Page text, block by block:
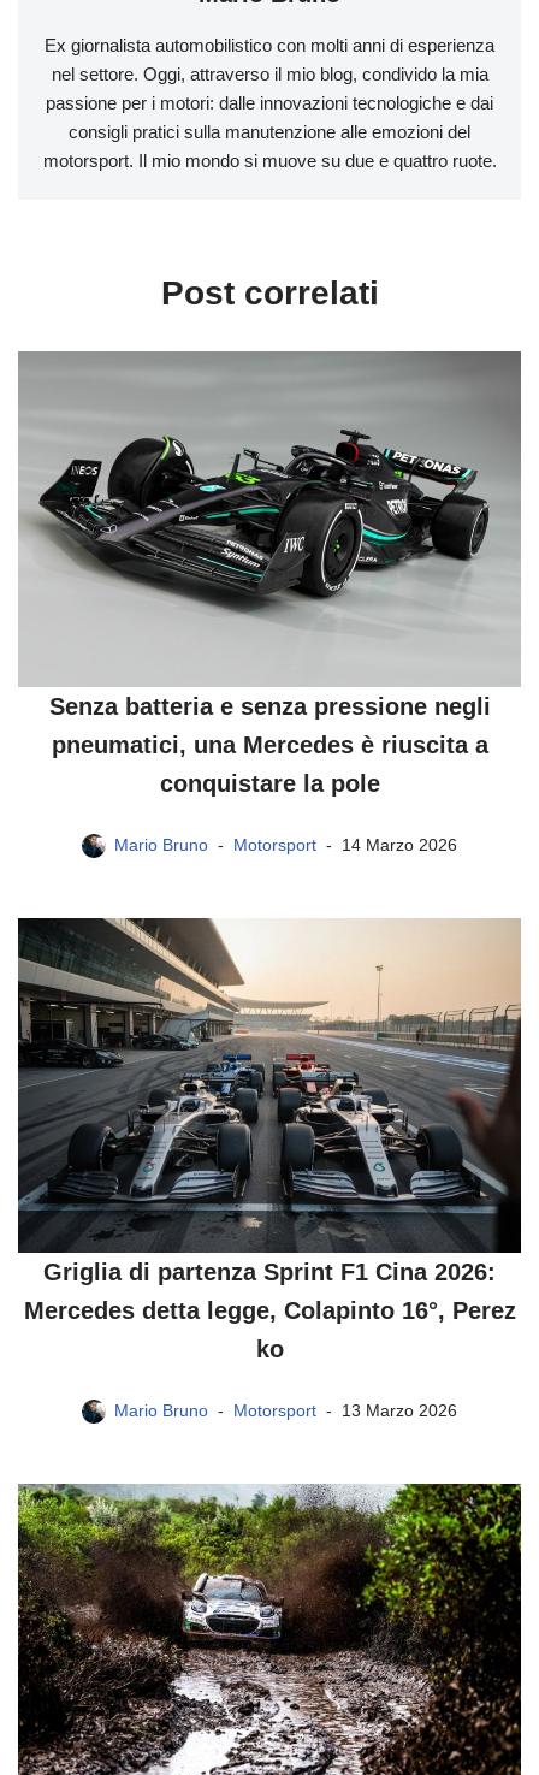
Ex giornalista automobilistico con molti anni di esperienza
nel settore. Oggi, attraverso il mio blog, condivido la mia
passione per i motori: dalle innovazioni tecnologiche e dai
consigli pratici sulla manutenzione alle emozioni del
motorsport. Il mio mondo si muove su due e quattro ruote.
Post correlati
Senza batteria e senza pressione negli
pneumatici, una Mercedes è riuscita a
conquistare la pole
Mario Bruno Motorsport 14 Marzo 2026
Griglia di partenza Sprint F1 Cina 2026:
Mercedes detta legge, Colapinto 16°, Perez
ko
Mario Bruno Motorsport 13 Marzo 2026